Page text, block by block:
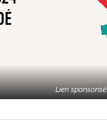
Lien sponsorisé